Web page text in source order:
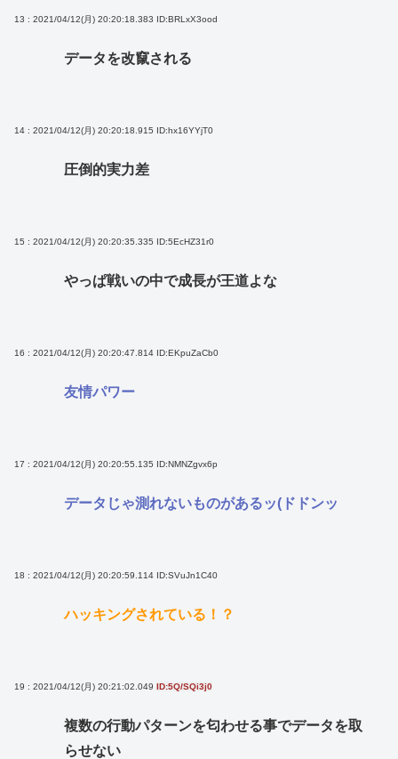
13 : 2021/04/12(月) 20:20:18.383 ID:BRLxX3ood
データを改竄される
14 : 2021/04/12(月) 20:20:18.915 ID:hx16YYjT0
圧倒的実力差
15 : 2021/04/12(月) 20:20:35.335 ID:5EcHZ31r0
やっぱ戦いの中で成長が王道よな
16 : 2021/04/12(月) 20:20:47.814 ID:EKpuZaCb0
友情パワー
17 : 2021/04/12(月) 20:20:55.135 ID:NMNZgvx6p
データじゃ測れないものがあるッ(ドドンッ
18 : 2021/04/12(月) 20:20:59.114 ID:SVuJn1C40
ハッキングされている！？
19 : 2021/04/12(月) 20:21:02.049 ID:5Q/SQi3j0
複数の行動パターンを匂わせる事でデータを取
らせない